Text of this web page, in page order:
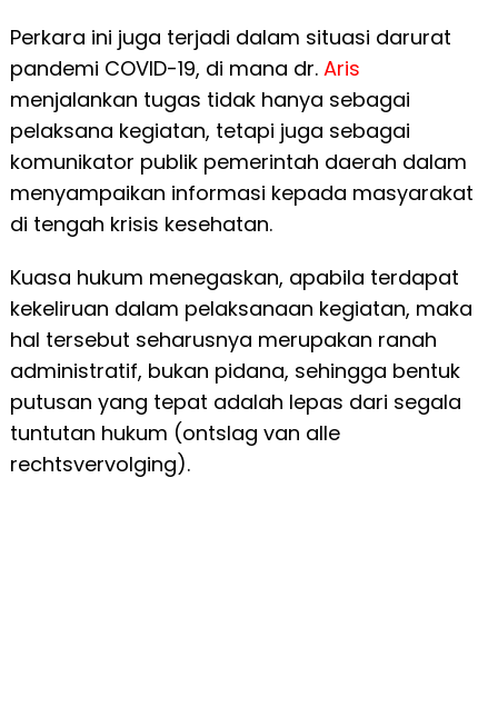
Perkara ini juga terjadi dalam situasi darurat
pandemi COVID-19, di mana dr. Aris
menjalankan tugas tidak hanya sebagai
pelaksana kegiatan, tetapi juga sebagai
komunikator publik pemerintah daerah dalam
menyampaikan informasi kepada masyarakat
di tengah krisis kesehatan.
Kuasa hukum menegaskan, apabila terdapat
kekeliruan dalam pelaksanaan kegiatan, maka
hal tersebut seharusnya merupakan ranah
administratif, bukan pidana, sehingga bentuk
putusan yang tepat adalah lepas dari segala
tuntutan hukum (ontslag van alle
rechtsvervolging).